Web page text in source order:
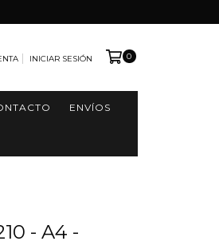
INICIAR SESIÓN 0
ENVÍOS
- A4 -